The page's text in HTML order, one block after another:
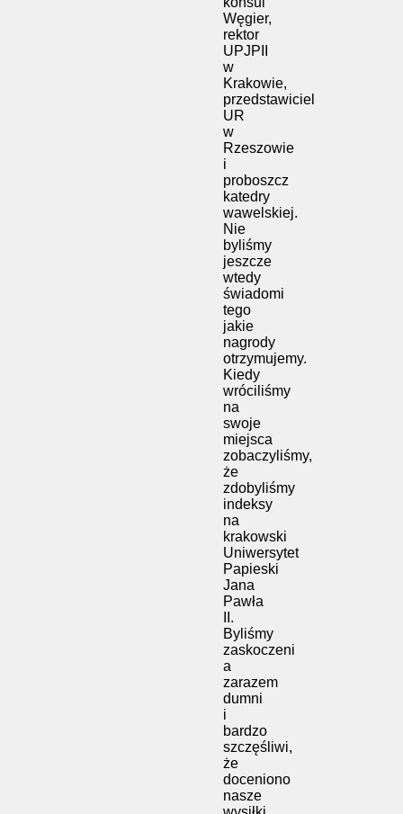
Węgier,
rektor
UPJPII
w
Krakowie,
przedstawiciel
UR
w
Rzeszowie
i
proboszcz
katedry
wawelskiej.
Nie
byliśmy
jeszcze
wtedy
świadomi
tego
jakie
nagrody
otrzymujemy.
Kiedy
wróciliśmy
na
swoje
miejsca
zobaczyliśmy,
że
zdobyliśmy
indeksy
na
krakowski
Uniwersytet
Papieski
Jana
Pawła
II.
Byliśmy
zaskoczeni
a
zarazem
dumni
i
bardzo
szczęśliwi,
że
doceniono
nasze